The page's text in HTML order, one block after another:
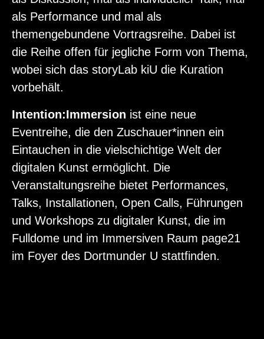
als Performance und mal als
themengebundene Vortragsreihe. Dabei ist
die Reihe offen für jegliche Form von Thema,
wobei sich das storyLab kiU die Kuration
vorbehält.
Intention:Immersion ist eine neue
Eventreihe, die den Zuschauer*innen ein
Eintauchen in die vielschichtige Welt der
digitalen Kunst ermöglicht. Die
Veranstaltungsreihe bietet Performances,
Talks, Installationen, Open Calls, Führungen
und Workshops zu digitaler Kunst, die im
Fulldome und im Immersiven Raum page21
im Foyer des Dortmunder U stattfinden.